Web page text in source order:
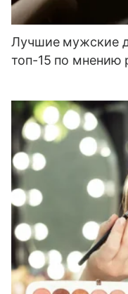
Лучшие мужские
топ-15 по мнению